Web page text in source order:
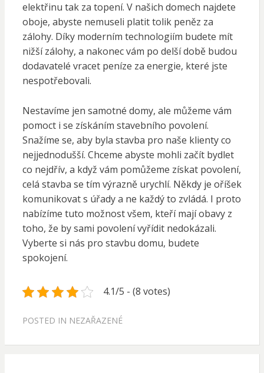
elektřinu tak za topení. V našich domech najdete
oboje, abyste nemuseli platit tolik peněz za
zálohy. Díky moderním technologiím budete mít
nižší zálohy, a nakonec vám po delší době budou
dodavatelé vracet peníze za energie, které jste
nespotřebovali.
Nestavíme jen samotné domy, ale můžeme vám
pomoct i se získáním stavebního povolení.
Snažíme se, aby byla stavba pro naše klienty co
nejjednodušší. Chceme abyste mohli začít bydlet
co nejdřív, a když vám pomůžeme získat povolení,
celá stavba se tím výrazně urychlí. Někdy je oříšek
komunikovat s úřady a ne každý to zvládá. I proto
nabízíme tuto možnost všem, kteří mají obavy z
toho, že by sami povolení vyřídit nedokázali.
Vyberte si nás pro stavbu domu, budete
spokojení.
4.1/5 - (8 votes)
POSTED IN NEZAŘAZENÉ